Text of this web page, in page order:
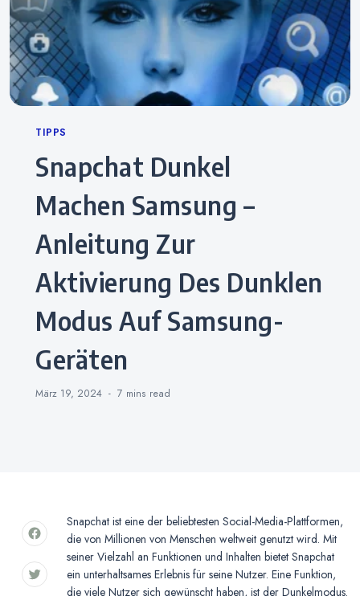
Categories
TIPPS
Snapchat Dunkel
Machen Samsung –
Anleitung Zur
Aktivierung Des Dunklen
Modus Auf Samsung-
Geräten
März 19, 2024 7 mins read
Snapchat ist eine der beliebtesten Social-Media-Plattformen,
die von Millionen von Menschen weltweit genutzt wird. Mit
seiner Vielzahl an Funktionen und Inhalten bietet Snapchat
ein unterhaltsames Erlebnis für seine Nutzer. Eine Funktion,
die viele Nutzer sich gewünscht haben, ist der Dunkelmodus.